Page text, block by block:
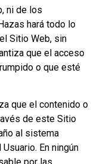
ni de los
hará todo lo
Sitio Web, sin
que el acceso
o que esté
que el contenido o
de este Sitio
al sistema
En ningún